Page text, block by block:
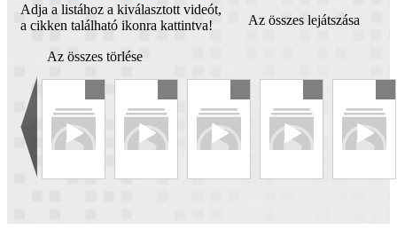
Adja a listához a kiválasztott videót,
a cikken található ikonra kattintva!
Az összes lejátszása
Az összes törlése